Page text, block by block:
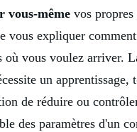
vous-même vos
vous expliquer
vous voulez arriver.
un apprentissage,
de réduire ou
des paramètres d'un